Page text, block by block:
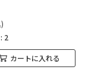
2
カートに入れる